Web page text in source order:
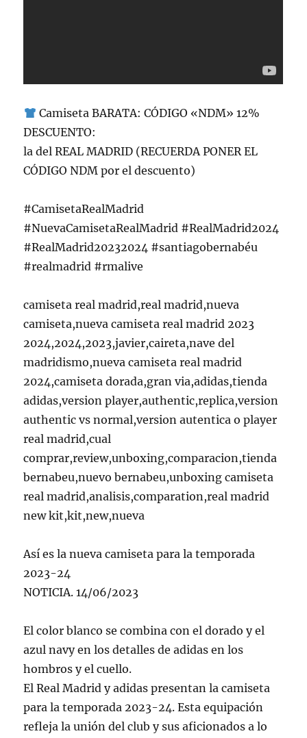
Camiseta BARATA: CÓDIGO «NDM» 12%
DESCUENTO:
la del REAL MADRID (RECUERDA PONER EL
CÓDIGO NDM por el descuento)
#CamisetaRealMadrid
#NuevaCamisetaRealMadrid #RealMadrid2024
#RealMadrid20232024 #santiagobernabéu
#realmadrid #rmalive
camiseta real madrid,real madrid,nueva
camiseta,nueva camiseta real madrid 2023
2024,2024,2023,javier,caireta,nave del
madridismo,nueva camiseta real madrid
2024,camiseta dorada,gran via,adidas,tienda
adidas,version player,authentic,replica,version
authentic vs normal,version autentica o player
real madrid,cual
comprar,review,unboxing,comparacion,tienda
bernabeu,nuevo bernabeu,unboxing camiseta
real madrid,analisis,comparation,real madrid
new kit,kit,new,nueva
Así es la nueva camiseta para la temporada
2023-24
NOTICIA. 14/06/2023
El color blanco se combina con el dorado y el
azul navy en los detalles de adidas en los
hombros y el cuello.
El Real Madrid y adidas presentan la camiseta
para la temporada 2023-24. Esta equipación
refleja la unión del club y sus aficionados a lo